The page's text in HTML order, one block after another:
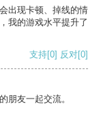
出现卡顿、掉线的情
我的游戏水平提升了
支持[0] 反对[0]
朋友一起交流。